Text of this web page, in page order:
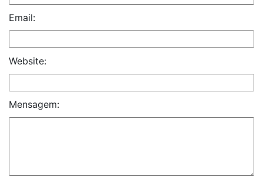
Email:
Website:
Mensagem: